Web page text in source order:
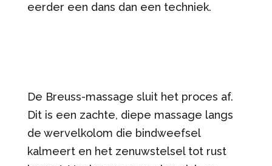
eerder een dans dan een techniek.
De Breuss-massage sluit het proces af.
Dit is een zachte, diepe massage langs
de wervelkolom die bindweefsel
kalmeert en het zenuwstelsel tot rust